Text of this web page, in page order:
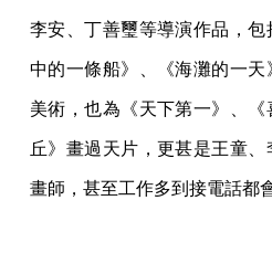
李安、丁善璽等導演作品，
中的一條船》、《海灘的一
美術，也為《天下第一》、
丘》畫過天片，更甚是王童
畫師，甚至工作多到接電話都